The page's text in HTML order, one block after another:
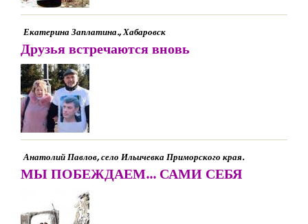
Екатерина Заплатина., Хабаровск
Друзья встречаются вновь
Анатолий Павлов, село Ильичевка Приморского края.
МЫ ПОБЕЖДАЕМ... САМИ СЕБЯ